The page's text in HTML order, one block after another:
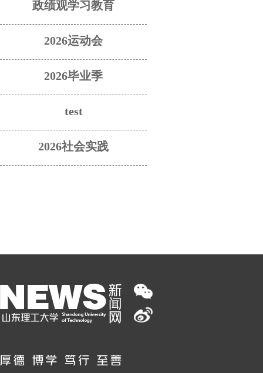
政绩观学习教育
2026运动会
2026毕业季
test
2026社会实践